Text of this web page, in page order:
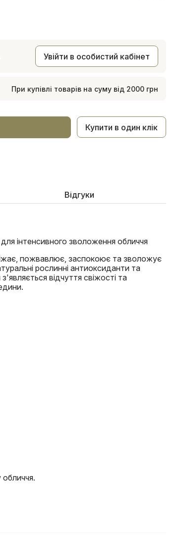
Увійти в особистий кабінет
При купівлі товарів на суму від 2000 грн
Купити в один клік
Відгуки
інтенсивного зволоження обличчя
пожвавлює, заспокоює та зволожує
рослинні антиоксиданти та
відчуття свіжості та